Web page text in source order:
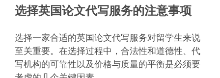
选择英国论文代写服务的注意事项
选择一家合适的英国论文代写服务对留学生来说
至关重要。在选择过程中，合法性和道德性、代
写机构的可靠性以及价格与质量的平衡是必须要